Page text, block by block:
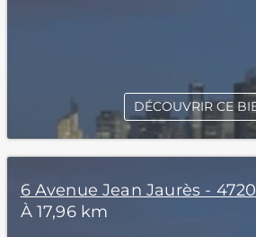
DÉCOUVRIR CE
6 Avenue Jean Jaurès -
À 17,96 km